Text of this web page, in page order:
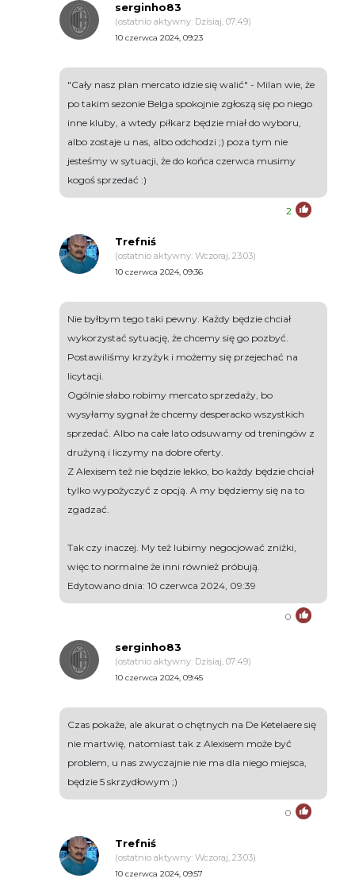
serginho83
(ostatnio aktywny: Dzisiaj, 07:49)
10 czerwca 2024, 09:23
"Cały nasz plan mercato idzie się walić" - Milan wie, że
po takim sezonie Belga spokojnie zgłoszą się po niego
inne kluby, a wtedy piłkarz będzie miał do wyboru,
albo zostaje u nas, albo odchodzi ;) poza tym nie
jesteśmy w sytuacji, że do końca czerwca musimy
kogoś sprzedać :)
2
Trefniś
(ostatnio aktywny: Wczoraj, 23:03)
10 czerwca 2024, 09:36
Nie byłbym tego taki pewny. Każdy będzie chciał
wykorzystać sytuację, że chcemy się go pozbyć.
Postawiliśmy krzyżyk i możemy się przejechać na
licytacji.
Ogólnie słabo robimy mercato sprzedaży, bo
wysyłamy sygnał że chcemy desperacko wszystkich
sprzedać. Albo na całe lato odsuwamy od treningów z
drużyną i liczymy na dobre oferty.
Z Alexisem też nie będzie lekko, bo każdy będzie chciał
tylko wypożyczyć z opcją. A my będziemy się na to
zgadzać.
Tak czy inaczej. My też lubimy negocjować zniżki,
więc to normalne że inni również próbują.
Edytowano dnia: 10 czerwca 2024, 09:39
0
serginho83
(ostatnio aktywny: Dzisiaj, 07:49)
10 czerwca 2024, 09:45
Czas pokaże, ale akurat o chętnych na De Ketelaere się
nie martwię, natomiast tak z Alexisem może być
problem, u nas zwyczajnie nie ma dla niego miejsca,
będzie 5 skrzydłowym ;)
0
Trefniś
(ostatnio aktywny: Wczoraj, 23:03)
10 czerwca 2024, 09:57